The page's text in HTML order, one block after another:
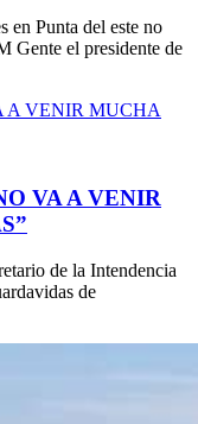
en Punta del este no
Gente el presidente de
VA A VENIR
de la Intendencia
de